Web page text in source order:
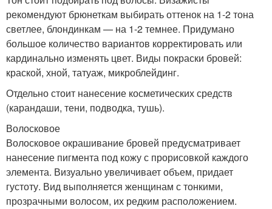
рекомендуют брюнеткам выбирать оттенок на 1-2 тона
светлее, блондинкам — на 1-2 темнее. Придумано
большое количество вариантов корректировать или
кардинально изменять цвет. Виды покраски бровей:
краской, хной, татуаж, микроблейдинг.
Отдельно стоит нанесение косметических средств
(карандаши, тени, подводка, тушь).
Волосковое
Волосковое окрашивание бровей предусматривает
нанесение пигмента под кожу с прорисовкой каждого
элемента. Визуально увеличивает объем, придает
густоту. Вид выполняется женщинам с тонкими,
прозрачными волосом, их редким расположением.